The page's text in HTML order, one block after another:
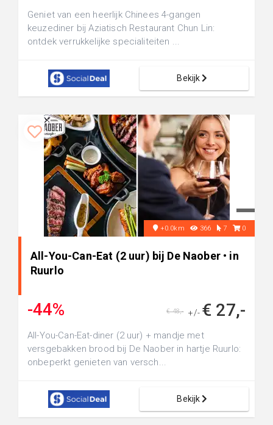
Geniet van een heerlijk Chinees 4-gangen
keuzediner bij Aziatisch Restaurant Chun Lin:
ontdek verrukkelijke specialiteiten ...
Bekijk
+0.0km 366 7 0
All-You-Can-Eat (2 uur) bij De Naober • in
Ruurlo
-44% +/- € 27,-
€ 48,-
All-You-Can-Eat-diner (2 uur) + mandje met
versgebakken brood bij De Naober in hartje Ruurlo:
onbeperkt genieten van versch...
Bekijk